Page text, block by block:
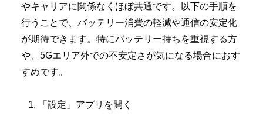
やキャリアに関係なくほぼ共通です。以下の手順を
行うことで、バッテリー消費の軽減や通信の安定化
が期待できます。特にバッテリー持ちを重視する方
や、5Gエリア外での不安定さが気になる場合におす
すめです。
「設定」アプリを開く